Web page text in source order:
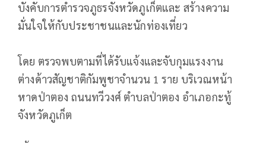
บังคับการตำรวจภูธรจังหวัดภูเก็ตและ สร้างความ
มั่นใจให้กับประชาชนและนักท่องเที่ยว
โดย ตรวจพบตามที่ได้รับแจ้งและจับกุมแรงงาน
ต่างด้าวสัญชาติกัมพูชาจำนวน 1 ราย บริเวณหน้า
หาดป่าตอง ถนนทวีวงศ์ ตำบลป่าตอง อำเภอกะทู้
จังหวัดภูเก็ต